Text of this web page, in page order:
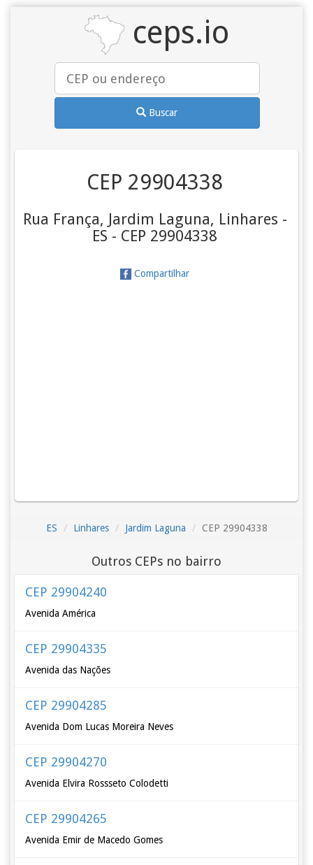
ceps.io
Buscar
CEP 29904338
Rua França, Jardim Laguna, Linhares -
ES - CEP 29904338
Compartilhar
ES Linhares Jardim Laguna CEP 29904338
Outros CEPs no bairro
CEP 29904240
Avenida América
CEP 29904335
Avenida das Nações
CEP 29904285
Avenida Dom Lucas Moreira Neves
CEP 29904270
Avenida Elvira Rossseto Colodetti
CEP 29904265
Avenida Emir de Macedo Gomes